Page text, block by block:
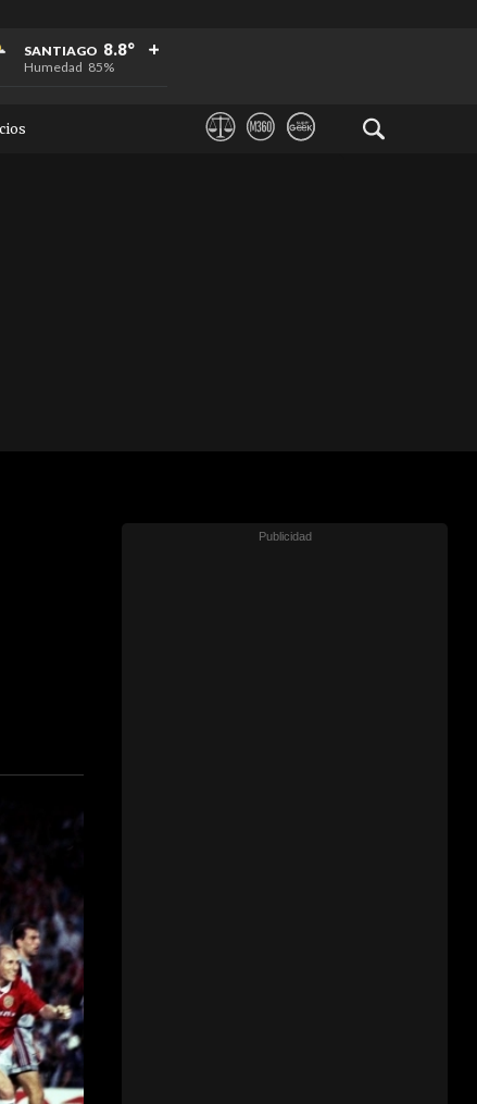
SANTIAGO 8.8°
Humedad 85%
+
+
+